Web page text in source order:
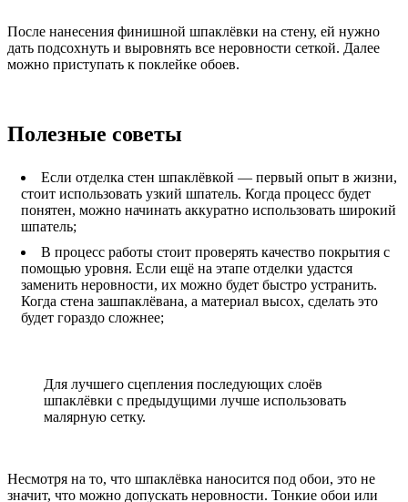
После нанесения финишной шпаклёвки на стену, ей нужно
дать подсохнуть и выровнять все неровности сеткой. Далее
можно приступать к поклейке обоев.
Полезные советы
Если отделка стен шпаклёвкой — первый опыт в жизни,
стоит использовать узкий шпатель. Когда процесс будет
понятен, можно начинать аккуратно использовать широкий
шпатель;
В процесс работы стоит проверять качество покрытия с
помощью уровня. Если ещё на этапе отделки удастся
заменить неровности, их можно будет быстро устранить.
Когда стена зашпаклёвана, а материал высох, сделать это
будет гораздо сложнее;
Для лучшего сцепления последующих слоёв
шпаклёвки с предыдущими лучше использовать
малярную сетку.
Несмотря на то, что шпаклёвка наносится под обои, это не
значит, что можно допускать неровности. Тонкие обои или